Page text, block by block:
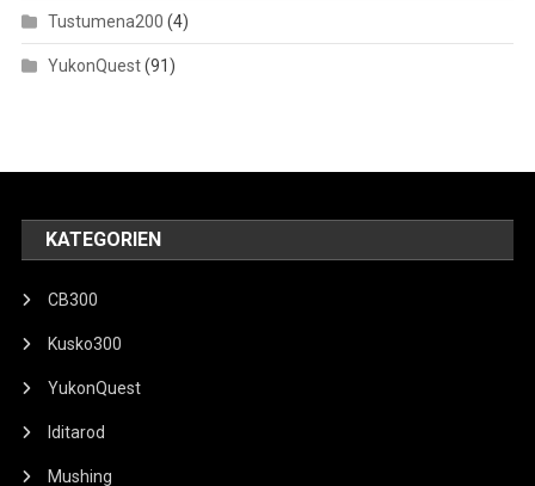
Tustumena200 (4)
YukonQuest(91)
KATEGORIEN
CB300
Kusko300
YukonQuest
Iditarod
Mushing